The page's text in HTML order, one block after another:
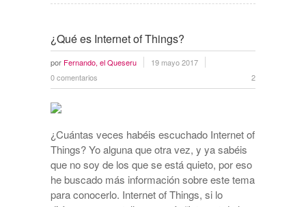
¿Qué es Internet of Things?
por Fernando, el Queseru
19 mayo 2017
0 comentarios
2
¿Cuántas veces habéis escuchado Internet of
Things? Yo alguna que otra vez, y ya sabéis
que no soy de los que se está quieto, por eso
he buscado más información sobre este tema
para conocerlo. Internet of Things, si lo